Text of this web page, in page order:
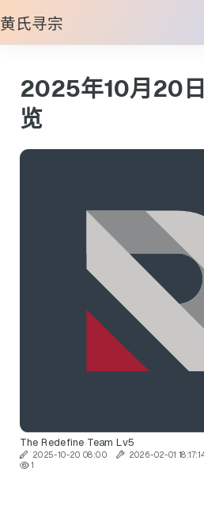
黄氏寻宗
2025年10月20
览
The Redefine Team Lv5
2025-10-20 08:00 2026-02-01
1